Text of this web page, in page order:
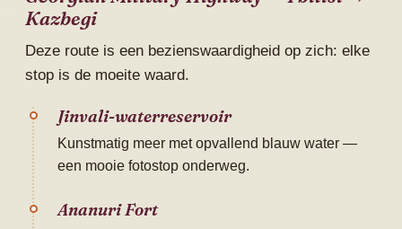
Kazbegi
Deze route is een bezienswaardigheid op zich: elke
stop is de moeite waard.
Jinvali-waterreservoir
Kunstmatig meer met opvallend blauw water —
een mooie fotostop onderweg.
Ananuri Fort